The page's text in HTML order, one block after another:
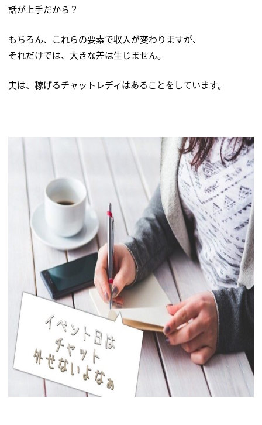
話が上手だから？
もちろん、これらの要素で収入が変わりますが、
それだけでは、大きな差は生じません。
実は、稼げるチャットレディはあることをしています。